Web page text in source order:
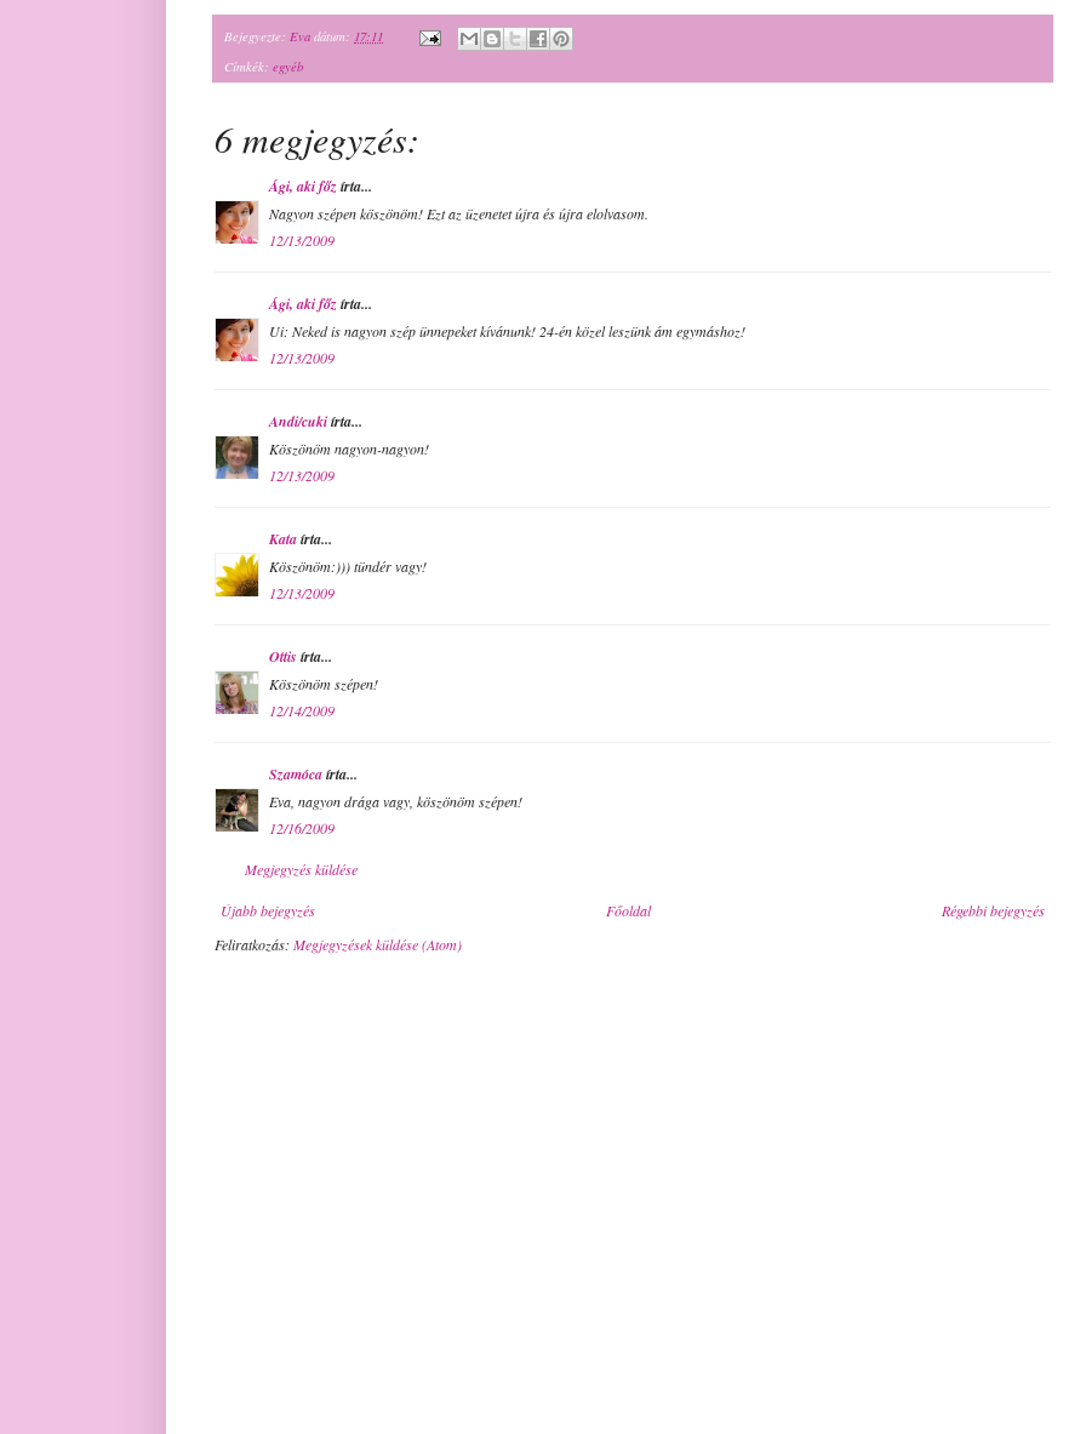
Bejegyezte: Eva dátum: 17:11
Címkék: egyéb
6 megjegyzés:
Ági, aki főzírta...
Nagyon szépen köszönöm! Ezt az üzenetet újra és újra elolvasom.
12/13/2009
Ági, aki főzírta...
Ui: Neked is nagyon szép ünnepeket kívánunk! 24-én közel leszünk ám egymáshoz!
12/13/2009
Andi/cukiírta...
Köszönöm nagyon-nagyon!
12/13/2009
Kataírta...
Köszönöm:))) tündér vagy!
12/13/2009
Ottis írta...
Köszönöm szépen!
12/14/2009
Szamócaírta...
Eva, nagyon drága vagy, köszönöm szépen!
12/16/2009
Megjegyzés küldése
Újabb bejegyzés Régebbi bejegyzés
Főoldal
Feliratkozás: Megjegyzések küldése (Atom)